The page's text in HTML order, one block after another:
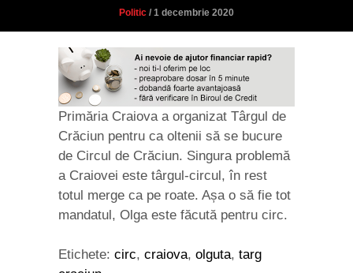
Politic / 1 decembrie 2020
Primăria Craiova a organizat Târgul de
Crăciun pentru ca oltenii să se bucure
de Circul de Crăciun. Singura problemă
a Craiovei este târgul-circul, în rest
totul merge ca pe roate. Așa o să fie tot
mandatul, Olga este făcută pentru circ.
Etichete: circ, craiova, olguta, targ